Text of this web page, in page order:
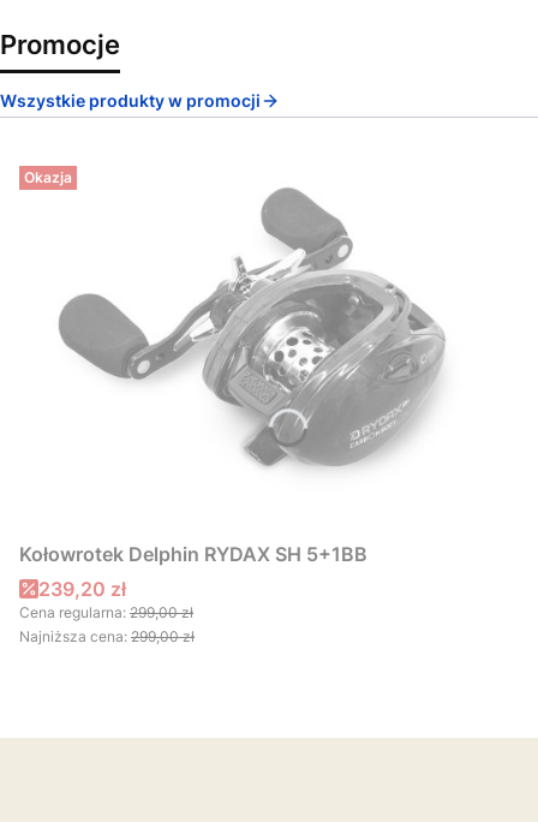
Promocje
Wszystkie produkty w promocji
Okazja
Kołowrotek Delphin RYDAX SH 5+1BB
Cena promocyjna
239,20 zł
Cena regularna: 299,00 zł
Najniższa cena: 299,00 zł